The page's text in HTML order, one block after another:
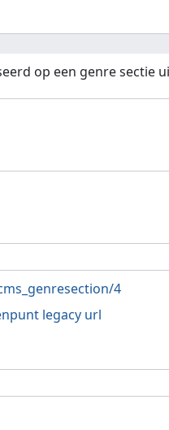
op een genre sectie
4
legacy url